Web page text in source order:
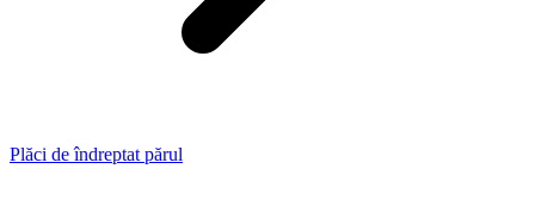
Plăci de îndreptat părul